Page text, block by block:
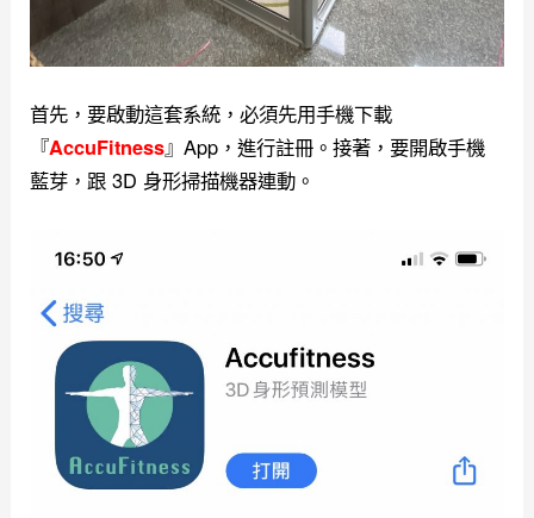
首先，要啟動這套系統，必須先用手機下載
『AccuFitness』App，進行註冊。接著，要開啟手機
藍芽，跟 3D 身形掃描機器連動。